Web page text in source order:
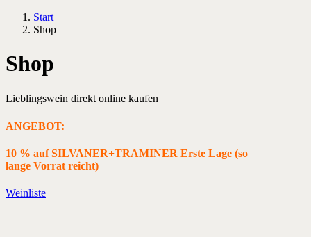
Start
Shop
Shop
Lieblingswein direkt online kaufen
ANGEBOT:
10 % auf SILVANER+TRAMINER Erste Lage (so
lange Vorrat reicht)
Weinliste